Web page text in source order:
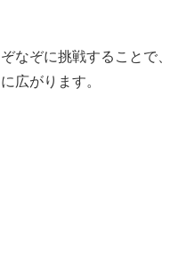
なぞに挑戦することで、
広がります。